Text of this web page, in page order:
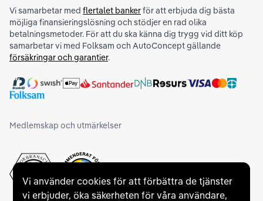
Vi använder cookies för att förbättra de tjänster
vi erbjuder, öka säkerheten för våra användare,
Vi samarbetar med flertalet bankerför att erbjuda dig bästa
möjliga finansieringslösning och stödjer en rad olika
betalningsmetoder. För att du ska känna dig trygg vid ditt köp
samarbetar vi med Folksam och AutoConcept gällande
försäkringar och garantier.
Medlemskap och utmärkelser